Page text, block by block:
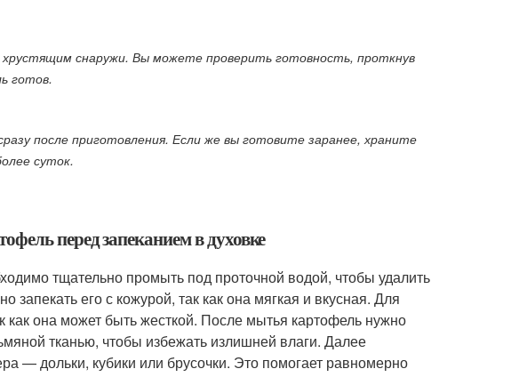
снаружи. Вы можете проверить готовность, проткнув
готов.
после приготовления. Если же вы готовите заранее, храните
суток.
перед запеканием в духовке
тщательно промыть под проточной водой, чтобы удалить
его с кожурой, так как она мягкая и вкусная. Для
как она может быть жесткой. После мытья картофель нужно
тканью, чтобы избежать излишней влаги. Далее
— дольки, кубики или брусочки. Это помогает равномерно